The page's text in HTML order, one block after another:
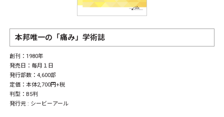
本邦唯一の「痛み」学術誌
創刊：1980年
発売日：毎月１日
発行部数：4,600部
定価：本体2,700円+税
判型：B5判
発行元 : シービーアール